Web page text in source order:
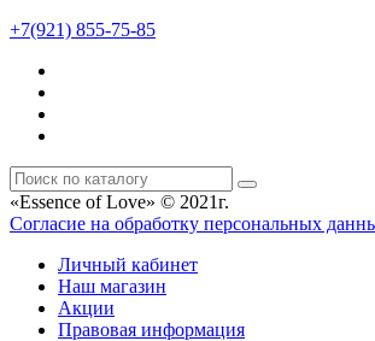
+7(921) 855-75-85
«Essence of Love» © 2021г.
Согласие на обработку персональных
Личный кабинет
Наш магазин
Акции
Правовая информация